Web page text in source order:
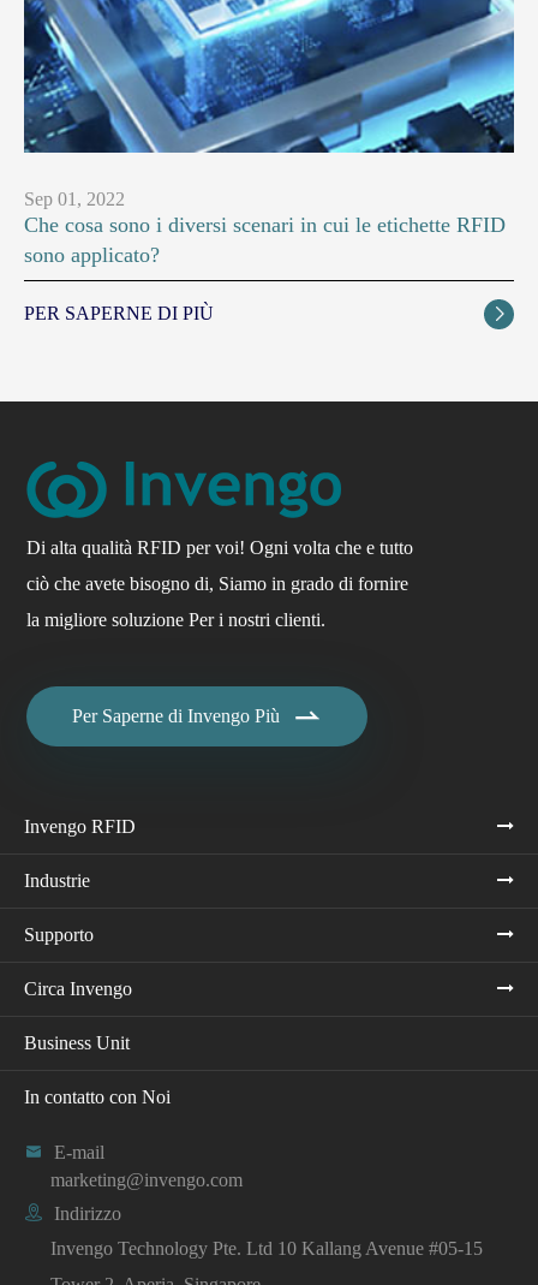
Sep 01, 2022
Che cosa sono i diversi scenari in cui le etichette RFID
sono applicato?
PER SAPERNE DI PIÙ 
Di alta qualità RFID per voi! Ogni volta che e tutto
ciò che avete bisogno di, Siamo in grado di fornire
la migliore soluzione Per i nostri clienti.
Per Saperne di Invengo Più 
Invengo RFID
Industrie
Supporto
Circa Invengo
Business Unit
In contatto con Noi

E-mail
marketing@invengo.com

Indirizzo
Invengo Technology Pte. Ltd 10 Kallang Avenue #05-15